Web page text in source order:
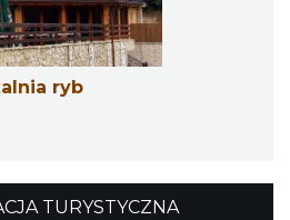
ryb
TURYSTYCZNA